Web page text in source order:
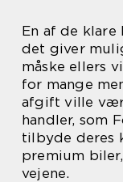
En af de klare
det giver
måske ellers
for mange
afgift ville
handler, som
tilbyde deres
premium
vejene.